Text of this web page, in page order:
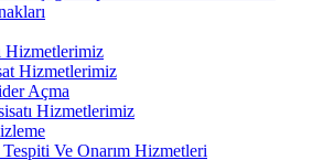
Hizmetlerimiz
Hizmetlerimiz
Açma
Hizmetlerimiz
Tespiti Ve Onarım Hizmetleri